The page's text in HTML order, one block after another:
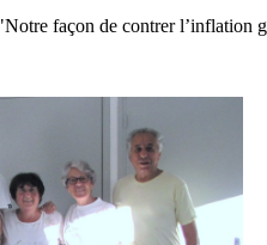
façon de contrer l’inflation